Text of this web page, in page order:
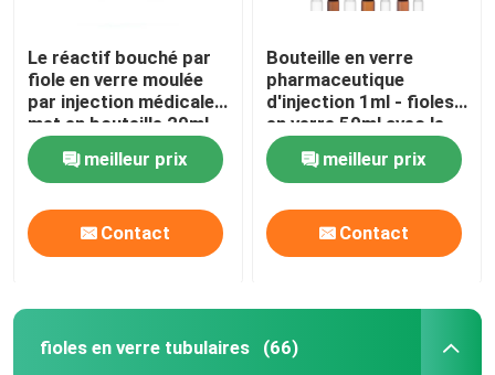
Le réactif bouché par
fiole en verre moulée
par injection médicale
met en bouteille 20ml
30ml 50ml 100ml
meilleur prix
Contact
Bouteille en verre
pharmaceutique
d'injection 1ml - fioles
en verre 50ml avec le
bouchon en
caoutchoucmeilleur prix
Contact
fioles en verre tubulaires (66)